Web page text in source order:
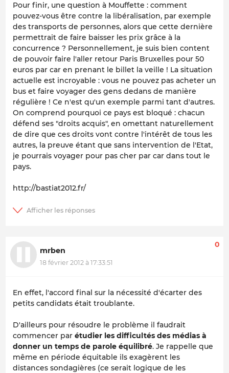
Pour finir, une question à Mouffette : comment
pouvez-vous être contre la libéralisation, par exemple
des transports de personnes, alors que cette dernière
permettrait de faire baisser les prix grâce à la
concurrence ? Personnellement, je suis bien content
de pouvoir faire l'aller retour Paris Bruxelles pour 50
euros par car en prenant le billet la veille ! La situation
actuelle est incroyable : vous ne pouvez pas acheter un
bus et faire voyager des gens dedans de manière
régulière ! Ce n'est qu'un exemple parmi tant d'autres.
On comprend pourquoi ce pays est bloqué : chacun
défend ses "droits acquis", en omettant naturellement
de dire que ces droits vont contre l'intérêt de tous les
autres, la preuve étant que sans intervention de l'Etat,
je pourrais voyager pour pas cher par car dans tout le
pays.
http://bastiat2012.fr/
mrben
18 février 2012 à 17:33:51
0
En effet, l'accord final sur la nécessité d'écarter des
petits candidats était troublante.
D'ailleurs pour résoudre le problème il faudrait
commencer par étudier les difficultés des médias à
donner un temps de parole équilibré. Je rappelle que
même en période équitable ils exagèrent les
distances sondagières (ce serait logique de les